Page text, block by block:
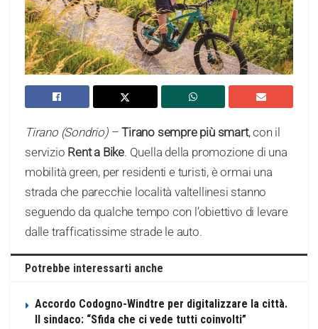
Tirano (Sondrio)–Tirano sempre più smart, con il
servizio Rent a Bike. Quella della promozione di una
mobilità green, per residenti e turisti, è ormai una
strada che parecchie località valtellinesi stanno
seguendo da qualche tempo con l’obiettivo di levare
dalle trafficatissime strade le auto.
Potrebbe interessarti anche
Accordo Codogno-Windtre per digitalizzare la città.
Il sindaco: “Sfida che ci vede tutti coinvolti”